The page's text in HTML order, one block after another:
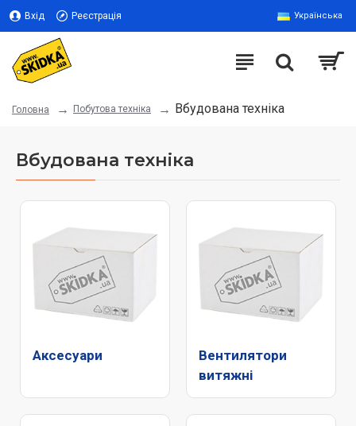
Вхід Реєстрація Українська
Головна Побутова техніка Вбудована техніка
Вбудована техніка
Аксесуари
Вентилятори
витяжні